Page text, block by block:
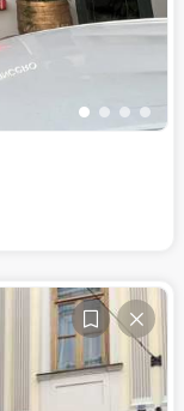
• • • •